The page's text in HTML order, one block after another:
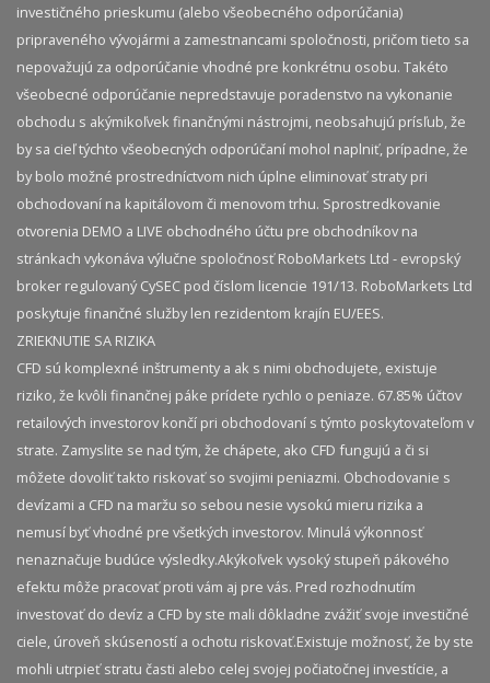
investičného prieskumu (alebo všeobecného odporúčania)
pripraveného vývojármi a zamestnancami spoločnosti, pričom tieto sa
nepovažujú za odporúčanie vhodné pre konkrétnu osobu. Takéto
všeobecné odporúčanie nepredstavuje poradenstvo na vykonanie
obchodu s akýmikoľvek finančnými nástrojmi, neobsahujú prísľub, že
by sa cieľ týchto všeobecných odporúčaní mohol naplniť, prípadne, že
by bolo možné prostredníctvom nich úplne eliminovať straty pri
obchodovaní na kapitálovom či menovom trhu. Sprostredkovanie
otvorenia DEMO a LIVE obchodného účtu pre obchodníkov na
stránkach vykonáva výlučne spoločnosť RoboMarkets Ltd - evropský
broker regulovaný CySEC pod číslom licencie 191/13. RoboMarkets Ltd
poskytuje finančné služby len rezidentom krajín EU/EES.
ZRIEKNUTIE SA RIZIKA
CFD sú komplexné inštrumenty a ak s nimi obchodujete, existuje
riziko, že kvôli finančnej páke prídete rychlo o peniaze. 67.85% účtov
retailových investorov končí pri obchodovaní s týmto poskytovateľom v
strate. Zamyslite se nad tým, že chápete, ako CFD fungujú a či si
môžete dovoliť takto riskovať so svojimi peniazmi. Obchodovanie s
devízami a CFD na maržu so sebou nesie vysokú mieru rizika a
nemusí byť vhodné pre všetkých investorov. Minulá výkonnosť
nenaznačuje budúce výsledky.​ Akýkoľvek vysoký stupeň pákového
efektu môže pracovať proti vám aj pre vás. Pred rozhodnutím
investovať do devíz a CFD by ste mali dôkladne zvážiť svoje investičné
ciele, úroveň skúseností a ochotu riskovať.​ Existuje možnosť, že by ste
mohli utrpieť stratu časti alebo celej svojej počiatočnej investície, a